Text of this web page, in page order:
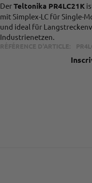
DerTeltonika PR4LC21K
mit Simplex-LC für Single-
und ideal für
Industrienetzen.
RÉFÉRENCE D'ARTICLE: